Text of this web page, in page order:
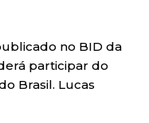
no BID da
participar do
Brasil. Lucas